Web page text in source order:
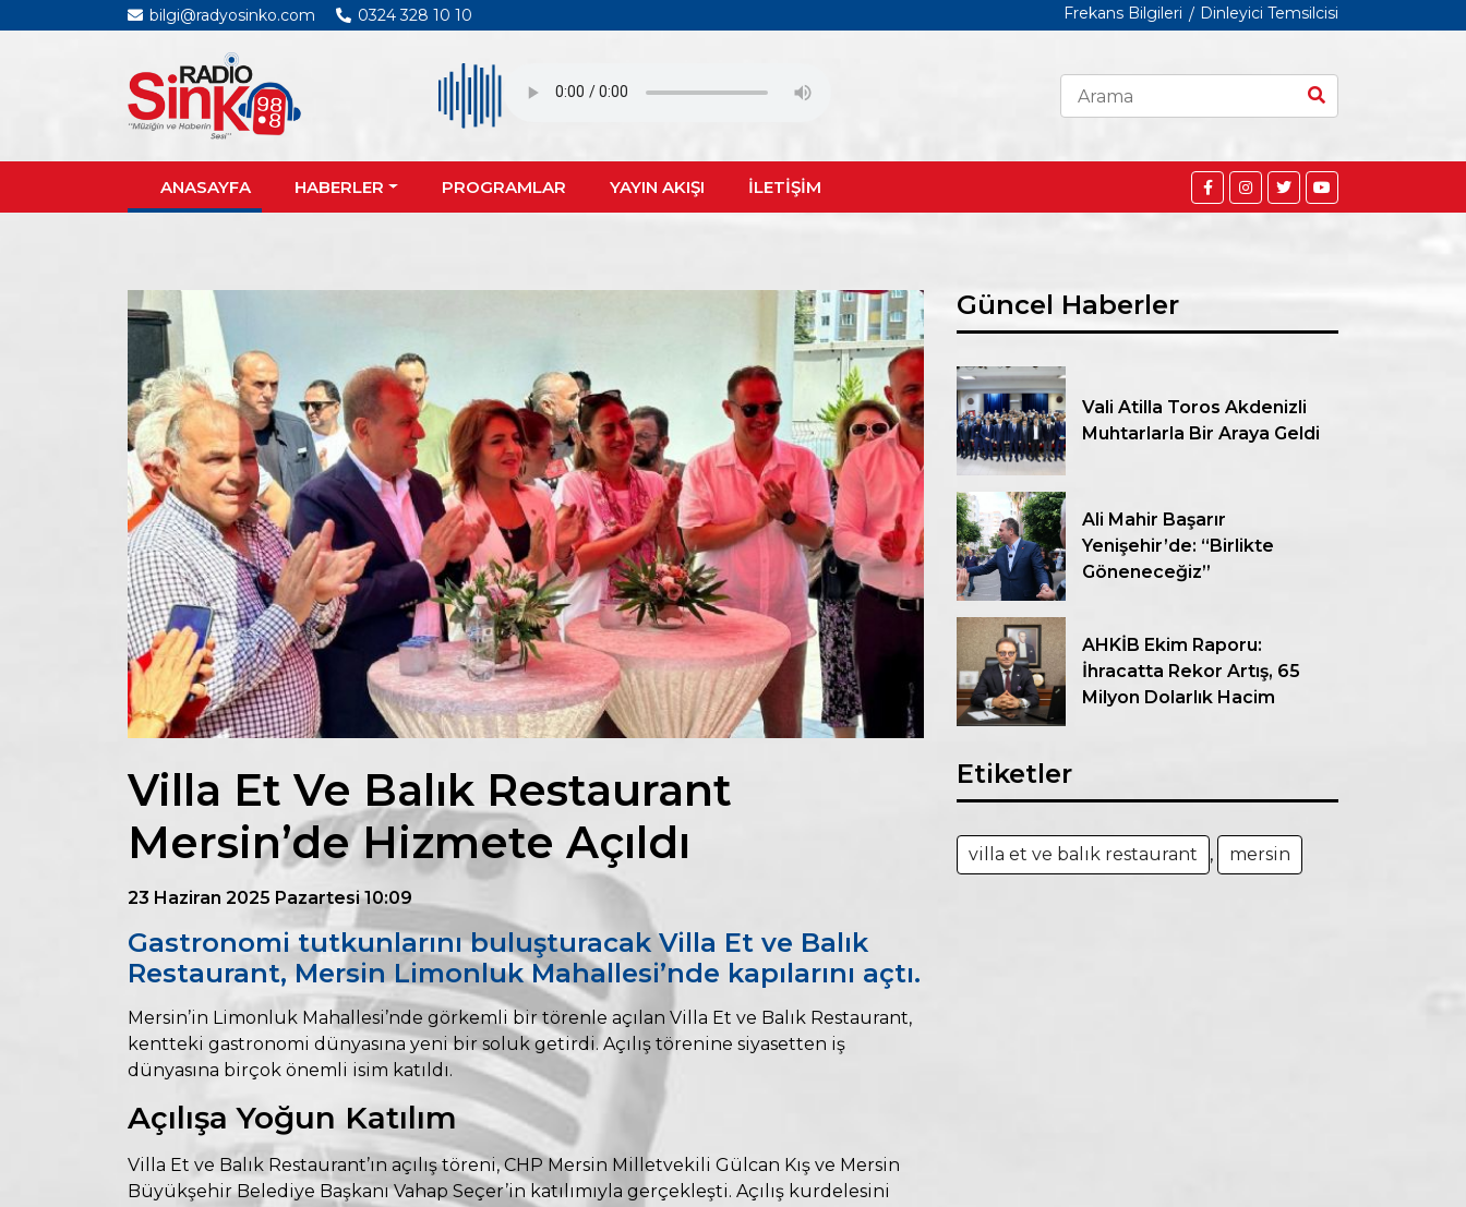
bilgi@radyosinko.com 0324 328 10 10 Frekans Bilgileri Dinleyici Temsilcisi
ANASAYFA HABERLER PROGRAMLAR YAYIN AKIŞI İLETİŞİM
Villa Et Ve Balık Restaurant
Mersin’de Hizmete Açıldı
23 Haziran 2025 Pazartesi 10:09
Gastronomi tutkunlarını buluşturacak Villa Et ve Balık
Restaurant, Mersin Limonluk Mahallesi’nde kapılarını açtı.
Mersin’in Limonluk Mahallesi’nde görkemli bir törenle açılan Villa Et ve Balık Restaurant,
kentteki gastronomi dünyasına yeni bir soluk getirdi. Açılış törenine siyasetten iş
dünyasına birçok önemli isim katıldı.
Açılışa Yoğun Katılım
Villa Et ve Balık Restaurant’ın açılış töreni, CHP Mersin Milletvekili Gülcan Kış ve Mersin
Büyükşehir Belediye Başkanı Vahap Seçer’in katılımıyla gerçekleşti. Açılış kurdelesini
Güncel Haberler
Vali Atilla Toros Akdenizli
Muhtarlarla Bir Araya Geldi
Ali Mahir Başarır
Yenişehir’de: “Birlikte
Göneneceğiz”
AHKİB Ekim Raporu:
İhracatta Rekor Artış, 65
Milyon Dolarlık Hacim
Etiketler
villa et ve balık restaurant , mersin